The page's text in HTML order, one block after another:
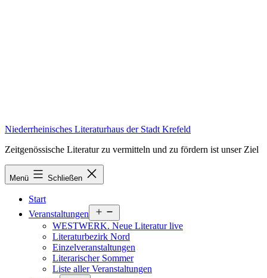
Niederrheinisches Literaturhaus der Stadt Krefeld
Zeitgenössische Literatur zu vermitteln und zu fördern ist unser Ziel
Menü Schließen
Start
Veranstaltungen
öffnen
WESTWERK. Neue Literatur live
Literaturbezirk Nord
Einzelveranstaltungen
Literarischer Sommer
Liste aller Veranstaltungen